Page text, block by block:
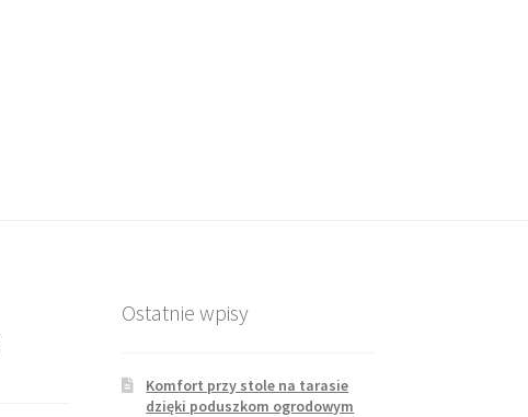
Ostatnie wpisy
Komfort przy stole na tarasie
dzięki poduszkom ogrodowym